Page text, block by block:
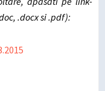
.docx si .pdf):